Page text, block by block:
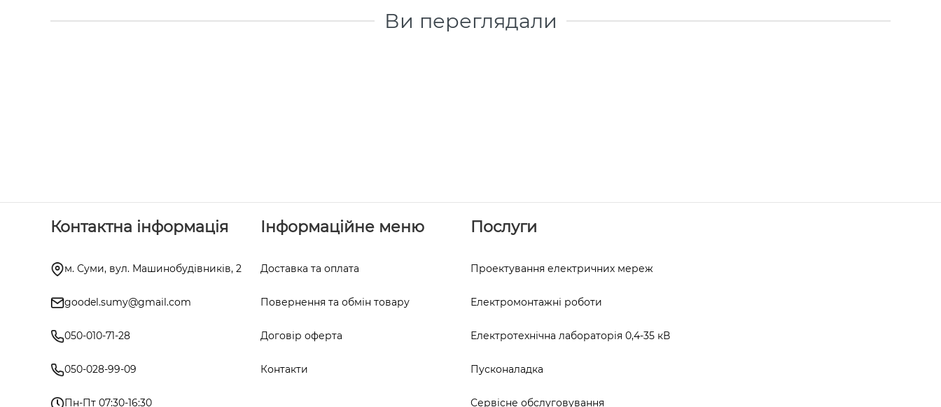
Ви переглядали
Контактна інформація
м. Суми, вул. Машинобудівників, 2
goodel.sumy@gmail.com
050-010-71-28
050-028-99-09
Пн-Пт 07:30-16:30
Інформаційне меню
Доставка та оплата
Повернення та обмін товару
Договір оферта
Контакти
Послуги
Проектування електричних мереж
Електромонтажні роботи
Електротехнічна лабораторія 0,4-35 кВ
Пусконаладка
Сервісне обслуговування